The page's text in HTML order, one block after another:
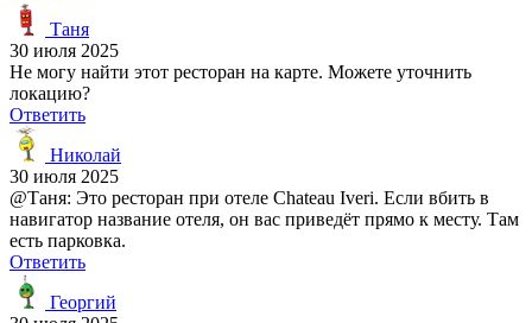
Таня
30 июля 2025
Не могу найти этот ресторан на карте. Можете уточнить
локацию?
Ответить
Николай
30 июля 2025
@Таня: Это ресторан при отеле Chateau Iveri. Если вбить в
навигатор название отеля, он вас приведёт прямо к месту. Там
есть парковка.
Ответить
Георгий